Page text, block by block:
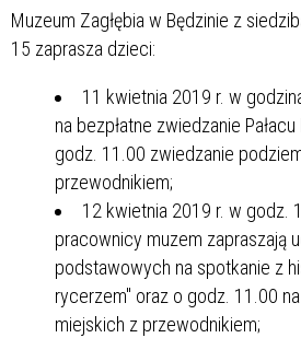
Muzeum Zagłębia w Będzinie z
15 zaprasza dzieci:
11 kwietnia 2019 r. w
na bezpłatne zwiedzanie
godz. 11.00 zwiedzanie
przewodnikiem;
12 kwietnia 2019 r. w godz.
pracownicy muzem zapraszają
podstawowych na spotkanie z
rycerzem" oraz o godz. 11.00
miejskich z przewodnikiem;